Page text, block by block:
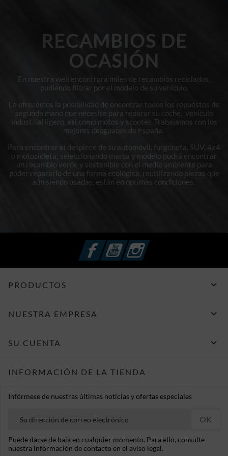
RECAMBIOS DE
OCASIÓN
En nuestra web encontrará miles de recambios reciclados,
pudiendo filtrar por el modelo de su vehículo.
Le ofrecemos la posibilidad de encontrar todos los repuestos de
segunda mano que necesite para reparar su coche, vehículo
industrial ligero, así como motos y scooter. Trabajamos con los
mejores desguaces de España.
Para encontrar el despiece de su automóvil, furgoneta, SUV, 4x4
o motocicleta; seleccionando marca y modelo podrá encontrar
un recambio verde y sostenible con el medio ambiente para
poder repararlo de una forma ecológica, reutilizando piezas que
aún siendo usadas, están en optimas condiciones.
FacebookYouTubeInstagram
PRODUCTOS 
NUESTRA EMPRESA 
SU CUENTA 
INFORMACIÓN DE LA TIENDA
Infórmese de nuestras últimas noticias y ofertas especiales
Puede darse de baja en cualquier momento. Para ello, consulte
nuestra información de contacto en el aviso legal.